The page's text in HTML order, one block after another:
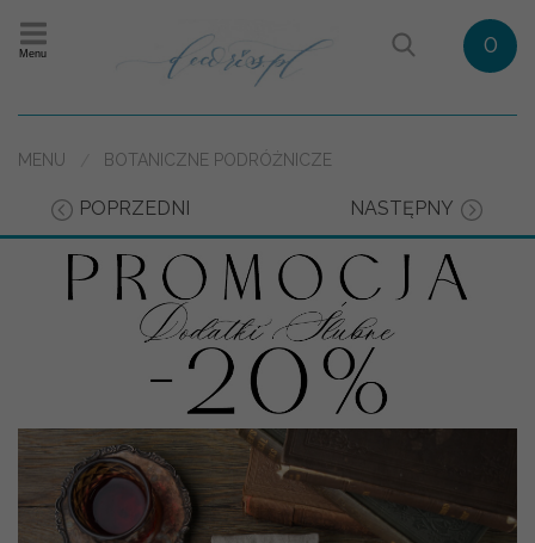
Menu 0
MENU BOTANICZNE PODRÓŻNICZE
POPRZEDNI NASTĘPNY